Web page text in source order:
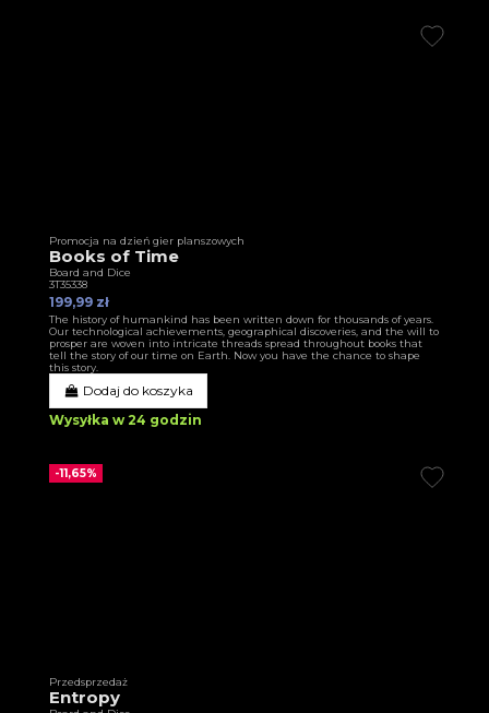
Promocja na dzień gier planszowych
Books of Time
Board and Dice
3T35338
199,99 zł
The history of humankind has been written down for thousands of years.
Our technological achievements, geographical discoveries, and the will to
prosper are woven into intricate threads spread throughout books that
tell the story of our time on Earth. Now you have the chance to shape
this story.
Dodaj do koszyka
Wysyłka w 24 godzin
-11,65%
Przedsprzedaż
Entropy